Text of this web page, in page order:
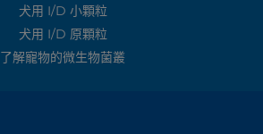
犬用 I/d 小顆粒
犬用 I/d 原顆粒
了解寵物的微生物菌叢